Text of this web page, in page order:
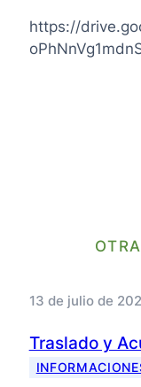
https://
13 de julio de
Traslado y